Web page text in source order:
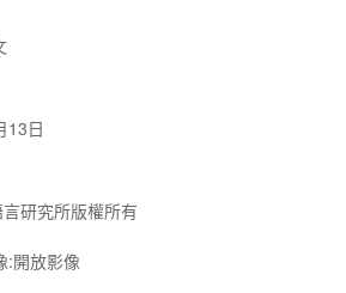
13日
研究所版權所有
:開放影像